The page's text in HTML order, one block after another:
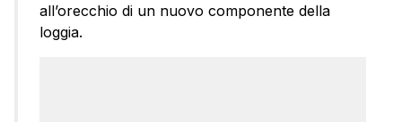
all’orecchio di un nuovo componente della
loggia.